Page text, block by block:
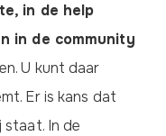
in de help
in de community
U kunt daar
Er is kans dat
In de